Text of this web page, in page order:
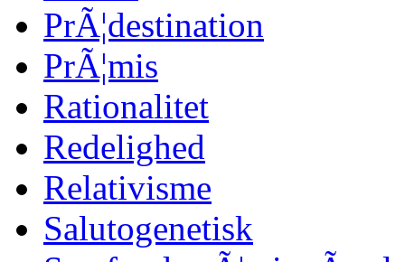
PrÃ¦destination
PrÃ¦mis
Rationalitet
Redelighed
Relativisme
Salutogenetisk